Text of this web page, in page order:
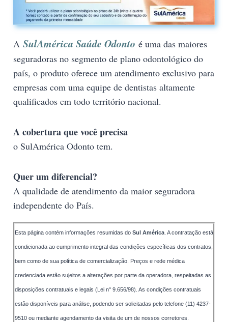
A SulAmérica Saúde Odonto é uma das maiores
seguradoras no segmento de plano odontológico do
país, o produto oferece um atendimento exclusivo para
empresas com uma equipe de dentistas altamente
qualificados em todo território nacional.
A cobertura que você precisa
o SulAmérica Odonto tem.
Quer um diferencial?
A qualidade de atendimento da maior seguradora
independente do País.
Esta página contém informações resumidas do Sul América . A contratação está
condicionada ao cumprimento integral das condições específicas dos contratos,
bem como de sua política de comercialização. Preços e rede médica
credenciada estão sujeitos a alterações por parte da operadora, respeitadas as
disposições contratuais e legais (Lei n° 9.656/98). As condições contratuais
estão disponíveis para análise, podendo ser solicitadas pelo telefone (11) 4237-
9510 ou mediante agendamento da visita de um de nossos corretores.